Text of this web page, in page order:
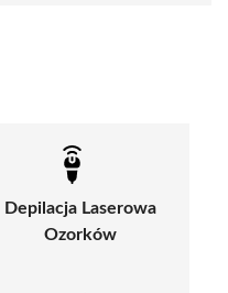
Depilacja Laserowa
Ozorków